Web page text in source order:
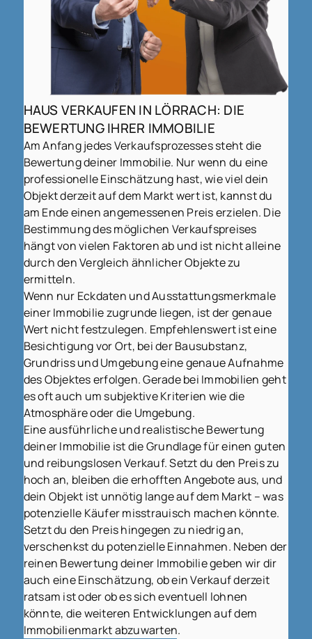
HAUS VERKAUFEN IN LÖRRACH: DIE
BEWERTUNG IHRER IMMOBILIE
Am Anfang jedes Verkaufsprozesses steht die
Bewertung deiner Immobilie. Nur wenn du eine
professionelle Einschätzung hast, wie viel dein
Objekt derzeit auf dem Markt wert ist, kannst du
am Ende einen angemessenen Preis erzielen. Die
Bestimmung des möglichen Verkaufspreises
hängt von vielen Faktoren ab und ist nicht alleine
durch den Vergleich ähnlicher Objekte zu
ermitteln.
Wenn nur Eckdaten und Ausstattungsmerkmale
einer Immobilie zugrunde liegen, ist der genaue
Wert nicht festzulegen. Empfehlenswert ist eine
Besichtigung vor Ort, bei der Bausubstanz,
Grundriss und Umgebung eine genaue Aufnahme
des Objektes erfolgen. Gerade bei Immobilien geht
es oft auch um subjektive Kriterien wie die
Atmosphäre oder die Umgebung.
Eine ausführliche und realistische Bewertung
deiner Immobilie ist die Grundlage für einen guten
und reibungslosen Verkauf. Setzt du den Preis zu
hoch an, bleiben die erhofften Angebote aus, und
dein Objekt ist unnötig lange auf dem Markt – was
potenzielle Käufer misstrauisch machen könnte.
Setzt du den Preis hingegen zu niedrig an,
verschenkst du potenzielle Einnahmen. Neben der
reinen Bewertung deiner Immobilie geben wir dir
auch eine Einschätzung, ob ein Verkauf derzeit
ratsam ist oder ob es sich eventuell lohnen
könnte, die weiteren Entwicklungen auf dem
Immobilienmarkt abzuwarten.